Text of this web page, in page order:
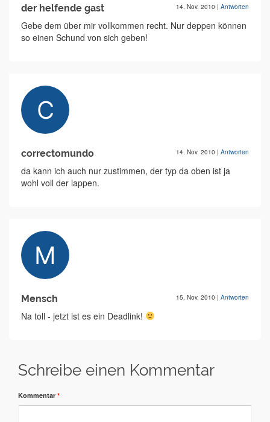
der helfende gast 14. Nov. 2010 | Antworten
Gebe dem über mir vollkommen recht. Nur deppen können
so einen Schund von sich geben!
correctomundo 14. Nov. 2010 | Antworten
da kann ich auch nur zustimmen, der typ da oben ist ja
wohl voll der lappen.
Mensch 15. Nov. 2010 | Antworten
Na toll - jetzt ist es ein Deadlink!
Schreibe einen Kommentar
Kommentar *